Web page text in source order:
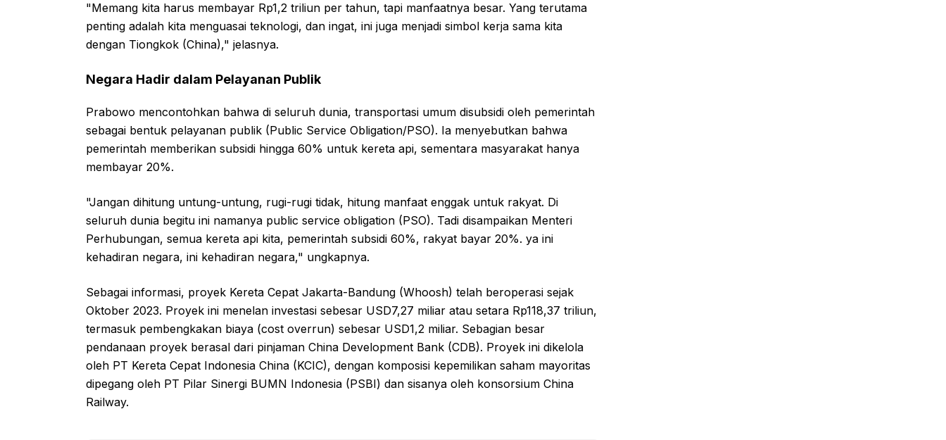
"Memang kita harus membayar Rp1,2 triliun per tahun, tapi manfaatnya besar. Yang terutama
penting adalah kita menguasai teknologi, dan ingat, ini juga menjadi simbol kerja sama kita
dengan Tiongkok (China)," jelasnya.
Negara Hadir dalam Pelayanan Publik
Prabowo mencontohkan bahwa di seluruh dunia, transportasi umum disubsidi oleh pemerintah
sebagai bentuk pelayanan publik (Public Service Obligation/PSO). Ia menyebutkan bahwa
pemerintah memberikan subsidi hingga 60% untuk kereta api, sementara masyarakat hanya
membayar 20%.
"Jangan dihitung untung-untung, rugi-rugi tidak, hitung manfaat enggak untuk rakyat. Di
seluruh dunia begitu ini namanya public service obligation (PSO). Tadi disampaikan Menteri
Perhubungan, semua kereta api kita, pemerintah subsidi 60%, rakyat bayar 20%. ya ini
kehadiran negara, ini kehadiran negara," ungkapnya.
Sebagai informasi, proyek Kereta Cepat Jakarta-Bandung (Whoosh) telah beroperasi sejak
Oktober 2023. Proyek ini menelan investasi sebesar USD7,27 miliar atau setara Rp118,37 triliun,
termasuk pembengkakan biaya (cost overrun) sebesar USD1,2 miliar. Sebagian besar
pendanaan proyek berasal dari pinjaman China Development Bank (CDB). Proyek ini dikelola
oleh PT Kereta Cepat Indonesia China (KCIC), dengan komposisi kepemilikan saham mayoritas
dipegang oleh PT Pilar Sinergi BUMN Indonesia (PSBI) dan sisanya oleh konsorsium China
Railway.